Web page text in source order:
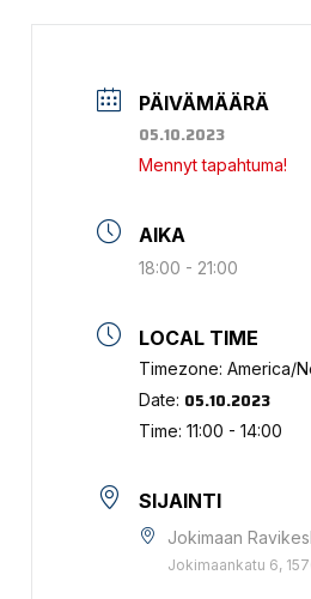
PÄIVÄMÄÄRÄ
05.10.2023
Mennyt tapahtuma!
AIKA
18:00 - 21:00
LOCAL TIME
Timezone:America/
Date: 05.10.2023
Time:11:00 - 14:00
SIJAINTI
Jokimaan
Jokimaankatu 6,